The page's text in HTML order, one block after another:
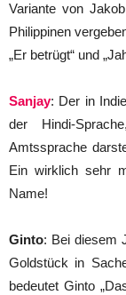
Variante von
Philippinen
„Er betrügt“ und
Sanjay: Der in
der Hindi-
Amtssprache
Ein wirklich sehr
Name!
Ginto: Bei diesem
Goldstück in
bedeutet Ginto